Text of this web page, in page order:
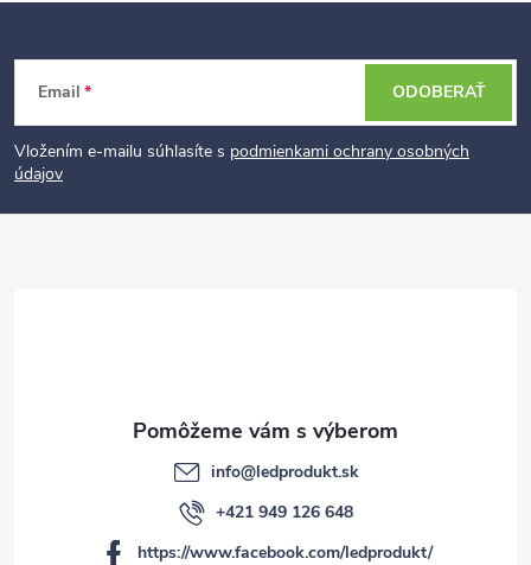
t
Email
Vložením e-mailu súhlasíte s podmienkami ochrany osobných
údajov
ODOBERAŤ
info@ledprodukt.sk
+421 949 126 648
https://www.facebook.com/ledprodukt/